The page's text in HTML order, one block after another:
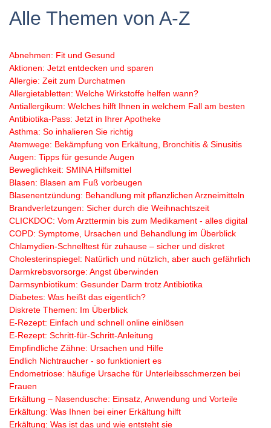
Alle Themen von A-Z
Abnehmen: Fit und Gesund
Aktionen: Jetzt entdecken und sparen
Allergie: Zeit zum Durchatmen
Allergietabletten: Welche Wirkstoffe helfen wann?
Antiallergikum: Welches hilft Ihnen in welchem Fall am besten
Antibiotika-Pass: Jetzt in Ihrer Apotheke
Asthma: So inhalieren Sie richtig
Atemwege: Bekämpfung von Erkältung, Bronchitis & Sinusitis
Augen: Tipps für gesunde Augen
Beweglichkeit: SMINA Hilfsmittel
Blasen: Blasen am Fuß vorbeugen
Blasenentzündung: Behandlung mit pflanzlichen Arzneimitteln
Brandverletzungen: Sicher durch die Weihnachtszeit
CLICKDOC: Vom Arzttermin bis zum Medikament - alles digital
COPD: Symptome, Ursachen und Behandlung im Überblick
Chlamydien-Schnelltest für zuhause – sicher und diskret
Cholesterinspiegel: Natürlich und nützlich, aber auch gefährlich
Darmkrebsvorsorge: Angst überwinden
Darmsynbiotikum: Gesunder Darm trotz Antibiotika
Diabetes: Was heißt das eigentlich?
Diskrete Themen: Im Überblick
E-Rezept: Einfach und schnell online einlösen
E-Rezept: Schritt-für-Schritt-Anleitung
Empfindliche Zähne: Ursachen und Hilfe
Endlich Nichtraucher - so funktioniert es
Endometriose: häufige Ursache für Unterleibsschmerzen bei
Frauen
Erkältung – Nasendusche: Einsatz, Anwendung und Vorteile
Erkältung: Was Ihnen bei einer Erkältung hilft
Erkältung: Was ist das und wie entsteht sie